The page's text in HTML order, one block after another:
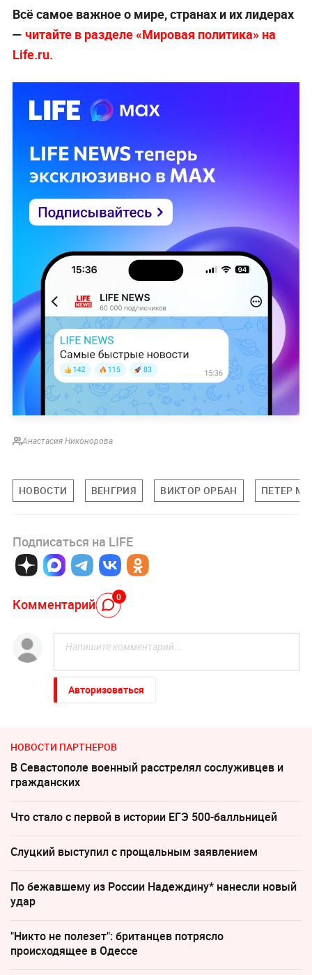
Всё самое важное о мире, странах и их лидерах
— читайте в разделе «Мировая политика» на
Life.ru.
Анастасия Никонорова
НОВОСТИ ВЕНГРИЯ ВИКТОР ОРБАН ПЕТЕР
Подписаться на LIFE
Комментарий 0
Авторизоваться
НОВОСТИ ПАРТНЕРОВ
В Севастополе военный расстрелял сослуживцев и
гражданских
Что стало с первой в истории ЕГЭ 500-балльницей
Слуцкий выступил с прощальным заявлением
По бежавшему из России Надеждину* нанесли новый
удар
"Никто не полезет": британцев потрясло
происходящее в Одессе